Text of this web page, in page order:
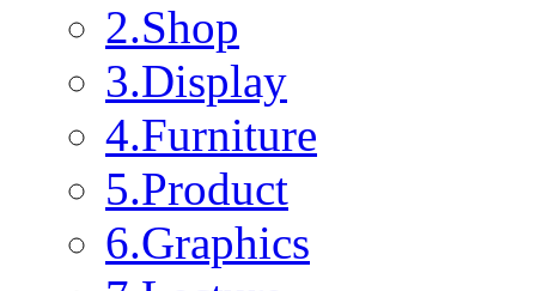
2.Shop
3.Display
4.Furniture
5.Product
6.Graphics